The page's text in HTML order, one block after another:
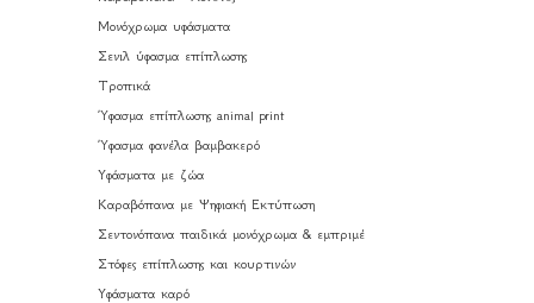
Μονόχρωμα υφάσματα
Σενιλ ύφασμα επίπλωσης
Τροπικά
Ύφασμα επίπλωσης animal print
Ύφασμα φανέλα βαμβακερό
Υφάσματα με ζώα
Καραβόπανα με Ψηφιακή Εκτύπωση
Σεντονόπανα παιδικά μονόχρωμα & εμπριμέ
Στόφες επίπλωσης και κουρτινών
Υφάσματα καρό